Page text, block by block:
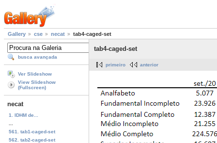
Gallery cse necat tab4-caged-set
busca avançada
Ver Slideshow
View Slideshow
(Fullscreen)
necat
1. IDHM de...
561. tab1-caged-set
562. tab2-caged-set
tab4-caged-set
primeiro anterior